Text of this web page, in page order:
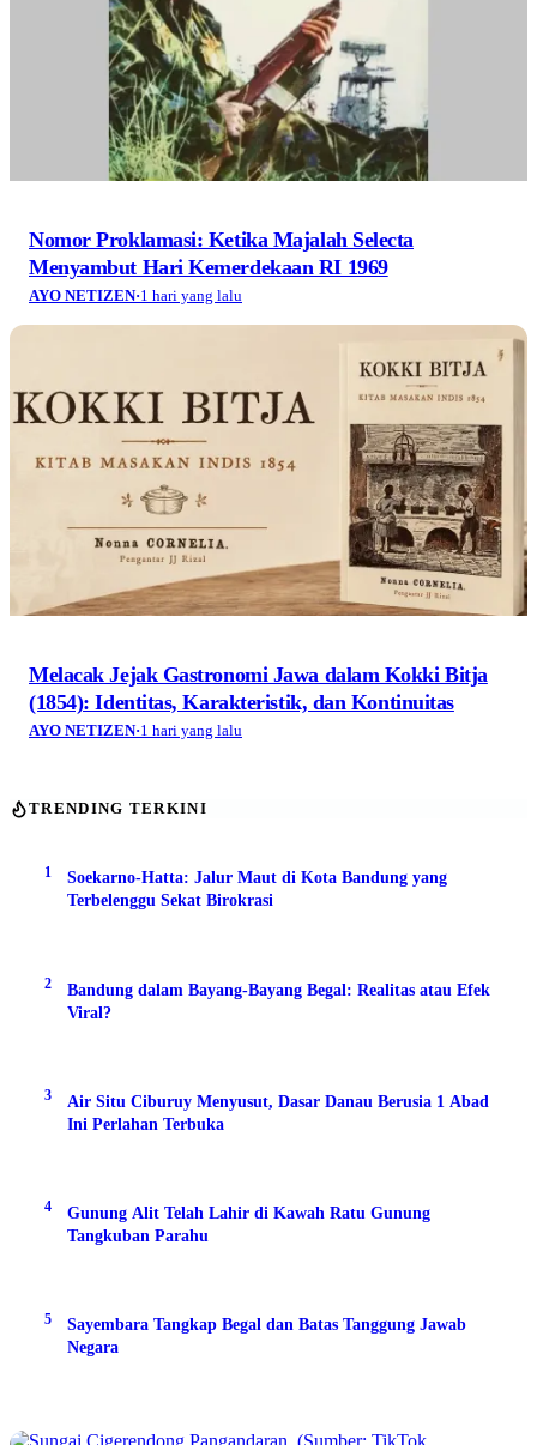
Nomor Proklamasi: Ketika Majalah Selecta
Menyambut Hari Kemerdekaan RI 1969
AYO NETIZEN·1 hari yang lalu
Melacak Jejak Gastronomi Jawa dalam Kokki Bitja
(1854): Identitas, Karakteristik, dan Kontinuitas
AYO NETIZEN·1 hari yang lalu
TRENDING TERKINI
1
Soekarno-Hatta: Jalur Maut di Kota Bandung yang
Terbelenggu Sekat Birokrasi
2
Bandung dalam Bayang-Bayang Begal: Realitas atau Efek
Viral?
3
Air Situ Ciburuy Menyusut, Dasar Danau Berusia 1 Abad
Ini Perlahan Terbuka
4
Gunung Alit Telah Lahir di Kawah Ratu Gunung
Tangkuban Parahu
5
Sayembara Tangkap Begal dan Batas Tanggung Jawab
Negara